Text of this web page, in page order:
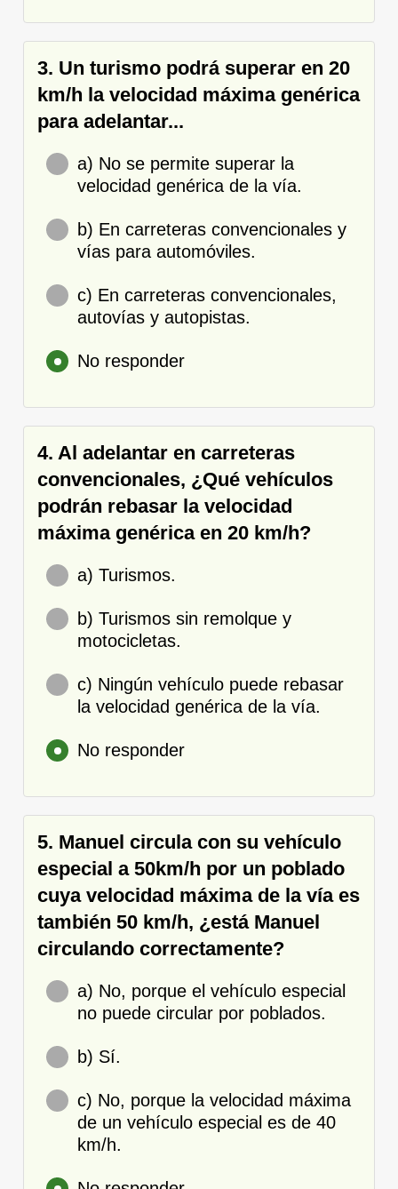
3. Un turismo podrá superar en 20
km/h la velocidad máxima genérica
para adelantar...
a) No se permite superar la
velocidad genérica de la vía.
b) En carreteras convencionales y
vías para automóviles.
c) En carreteras convencionales,
autovías y autopistas.
No responder
4. Al adelantar en carreteras
convencionales, ¿Qué vehículos
podrán rebasar la velocidad
máxima genérica en 20 km/h?
a) Turismos.
b) Turismos sin remolque y
motocicletas.
c) Ningún vehículo puede rebasar
la velocidad genérica de la vía.
No responder
5. Manuel circula con su vehículo
especial a 50km/h por un poblado
cuya velocidad máxima de la vía es
también 50 km/h, ¿está Manuel
circulando correctamente?
a) No, porque el vehículo especial
no puede circular por poblados.
b) Sí.
c) No, porque la velocidad máxima
de un vehículo especial es de 40
km/h.